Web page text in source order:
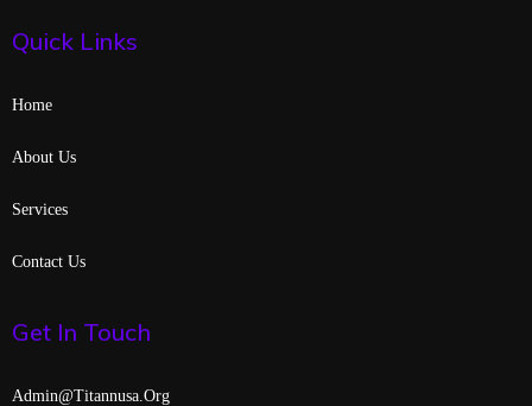
Quick Links
Home
About Us
Services
Contact Us
Get In Touch
Admin@titannusa.org